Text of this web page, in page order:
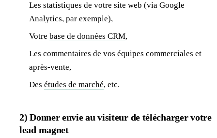
Les statistiques de votre site web (via Google
Analytics, par exemple),
Votre base de données CRM,
Les commentaires de vos équipes commerciales et
après-vente,
Des études de marché, etc.
2) Donner envie au visiteur de télécharger votre
lead magnet